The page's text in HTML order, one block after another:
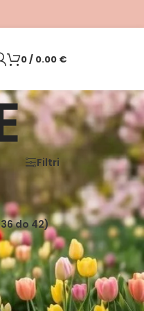
0/ 0.00 €
Filtri
do 42)